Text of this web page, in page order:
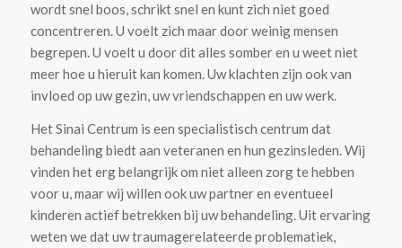
wordt snel boos, schrikt snel en kunt zich niet goed
concentreren. U voelt zich maar door weinig mensen
begrepen. U voelt u door dit alles somber en u weet niet
meer hoe u hieruit kan komen. Uw klachten zijn ook van
invloed op uw gezin, uw vriendschappen en uw werk.
Het Sinai Centrum is een specialistisch centrum dat
behandeling biedt aan veteranen en hun gezinsleden. Wij
vinden het erg belangrijk om niet alleen zorg te hebben
voor u, maar wij willen ook uw partner en eventueel
kinderen actief betrekken bij uw behandeling. Uit ervaring
weten we dat uw traumagerelateerde problematiek,